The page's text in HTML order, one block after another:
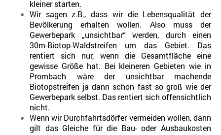
kleiner starten.
Wir sagen z.B., dass wir die Lebensqualität der
Bevölkerung erhalten wollen. Also muss der
Gewerbepark „unsichtbar“ werden, durch einen
30m-Biotop-Waldstreifen um das Gebiet. Das
rentiert sich nur, wenn die Gesamtfläche eine
gewisse Größe hat. Bei kleineren Gebieten wie in
Prombach wäre der unsichtbar machende
Biotopstreifen ja dann schon fast so groß wie der
Gewerbepark selbst. Das rentiert sich offensichtlich
nicht.
Wenn wir Durchfahrtsdörfer vermeiden wollen, dann
gilt das Gleiche für die Bau- oder Ausbaukosten